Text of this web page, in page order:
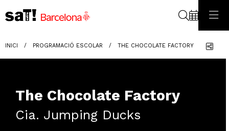
INICI PROGRAMACIÓ ESCOLAR THE CHOCOLATE FACTORY
The Chocolate Factory
Cia. Jumping Ducks